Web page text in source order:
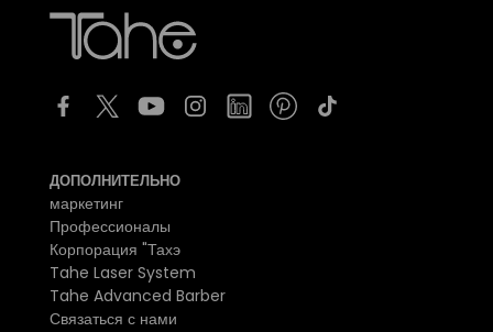
ДОПОЛНИТЕЛЬНО
маркетинг
Профессионалы
Корпорация "Тахэ
Tahe Laser System
Tahe Advanced Barber
Связаться с нами